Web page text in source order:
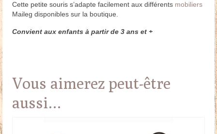
Cette petite souris s’adapte facilement aux différents mobiliers
Maileg disponibles sur la boutique.
Convient aux enfants à partir de 3 ans et +
Vous aimerez peut-être
aussi…